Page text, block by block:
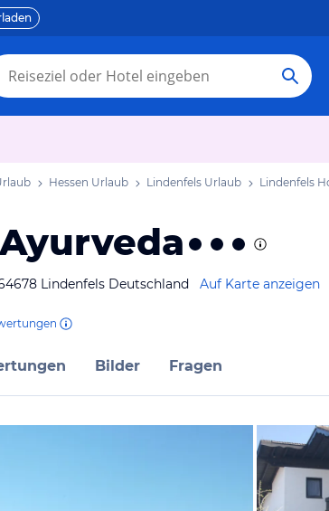
Hessen Urlaub Lindenfels Urlaub Lindenfels
Lindenfels Deutschland Auf Karte anzeigen
Bilder Fragen